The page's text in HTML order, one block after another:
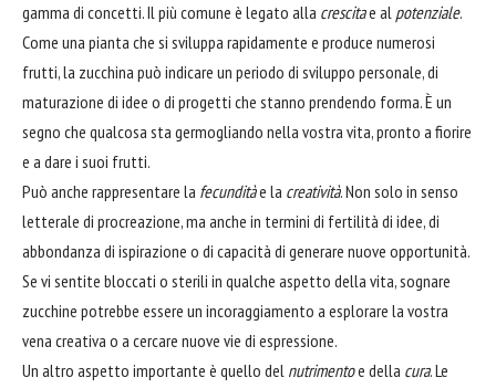
gamma di concetti. Il più comune è legato alla crescitae al potenziale.
Come una pianta che si sviluppa rapidamente e produce numerosi
frutti, la zucchina può indicare un periodo di sviluppo personale, di
maturazione di idee o di progetti che stanno prendendo forma. È un
segno che qualcosa sta germogliando nella vostra vita, pronto a fiorire
e a dare i suoi frutti.
Può anche rappresentare la fecunditàe la creatività. Non solo in senso
letterale di procreazione, ma anche in termini di fertilità di idee, di
abbondanza di ispirazione o di capacità di generare nuove opportunità.
Se vi sentite bloccati o sterili in qualche aspetto della vita, sognare
zucchine potrebbe essere un incoraggiamento a esplorare la vostra
vena creativa o a cercare nuove vie di espressione.
Un altro aspetto importante è quello del nutrimentoe della cura. Le